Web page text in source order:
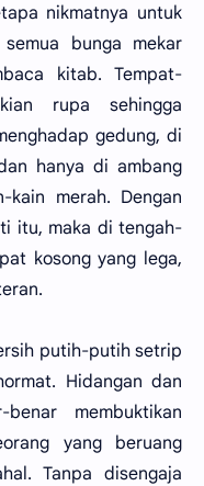
nikmatnya untuk
bunga mekar
kitab. Tempat-
rupa sehingga
gedung, di
hanya di ambang
merah. Dengan
itu, maka di tengah-
kosong yang lega,
putih-putih setrip
Hidangan dan
membuktikan
yang beruang
Tanpa disengaja